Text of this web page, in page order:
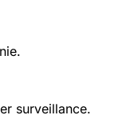
surveillance.